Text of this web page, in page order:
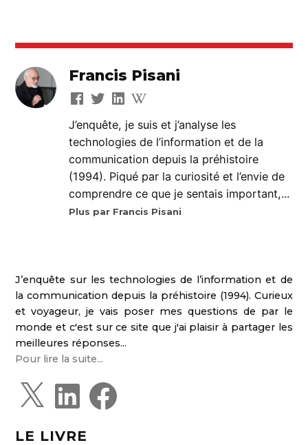
Francis Pisani
J’enquête, je suis et j’analyse les
technologies de l’information et de la
communication depuis la préhistoire
(1994). Piqué par la curiosité et l’envie de
comprendre ce que je sentais important,...
Plus par Francis Pisani
J’enquête sur les technologies de l’information et de
la communication depuis la préhistoire (1994). Curieux
et voyageur, je vais poser mes questions de par le
monde et c'est sur ce site que j'ai plaisir à partager les
meilleures réponses...
Pour lire la suite...
X
L
k
d
I
a
c
LE LIVRE